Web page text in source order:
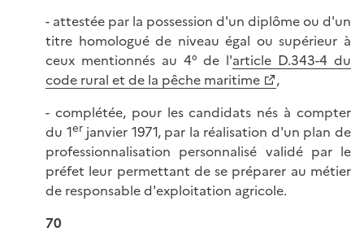
- attestée par la possession d'un diplôme ou d'un
titre homologué de niveau égal ou supérieur à
ceux mentionnés au 4° de l'article D.343-4 du
code rural et de la pêche maritime
,
- complétée, pour les candidats nés à compter
du 1erjanvier 1971, par la réalisation d'un plan de
professionnalisation personnalisé validé par le
préfet leur permettant de se préparer au métier
de responsable d'exploitation agricole.
70